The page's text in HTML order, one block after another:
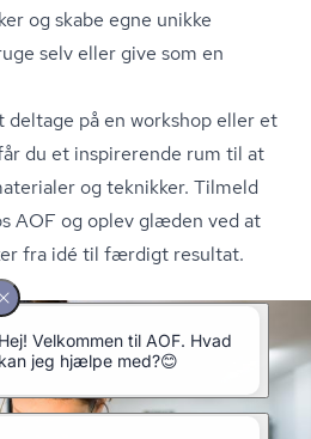
og skabe egne unikke
selv eller give som en
deltage på en workshop eller et
du et inspirerende rum til at
og teknikker. Tilmeld
AOF og oplev glæden ved at
fra idé til færdigt resultat.